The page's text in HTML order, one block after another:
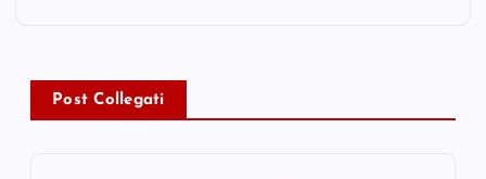
v
Post Collegati